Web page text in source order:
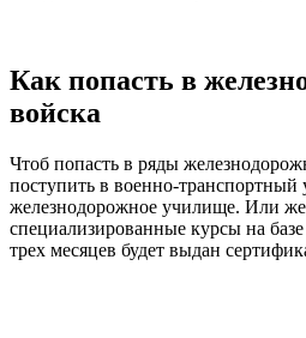
Как попасть в
войска
Чтоб попасть в ряды
поступить в военно-транспортный
железнодорожное училище. Или
специализированные курсы на
трех месяцев будет выдан